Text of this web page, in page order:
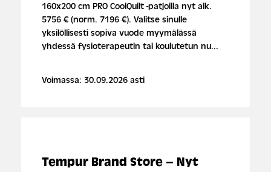
160x200 cm PRO CoolQuilt -patjoilla nyt alk.
5756 € (norm. 7196 €). Valitse sinulle
yksilöllisesti sopiva vuode myymälässä
yhdessä fysioterapeutin tai koulutetun nu...
Voimassa: 30.09.2026 asti
Tempur Brand Store – Nyt